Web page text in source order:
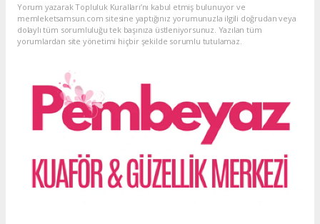
Yorum yazarak Topluluk Kuralları’nı kabul etmiş bulunuyor ve
memleketsamsun.com sitesine yaptığınız yorumunuzla ilgili doğrudan veya
dolaylı tüm sorumluluğu tek başınıza üstleniyorsunuz. Yazılan tüm
yorumlardan site yönetimi hiçbir şekilde sorumlu tutulamaz.